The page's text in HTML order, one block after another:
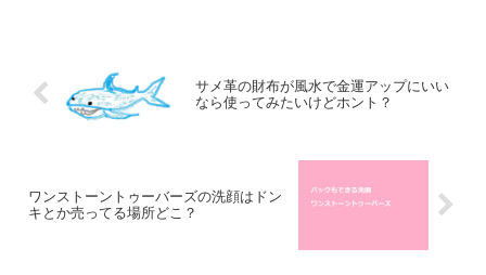
サメ革の財布が風水で金運アップにいい
なら使ってみたいけどホント？
ワンストーントゥーバーズの洗顔はドン
キとか売ってる場所どこ？